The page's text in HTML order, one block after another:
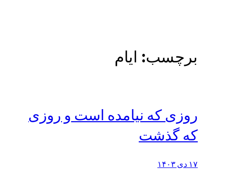
برچسب: ایام
روزی که نیامده است و روزی
که گذشت
۱۷ دی ۱۴۰۳